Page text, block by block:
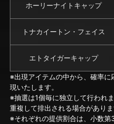
ホーリーナイトキャップ
トナカイートン・フェイス
エトタイガーキャップ
※出現アイテムの中から、確率に
現いたします。
※抽選は1個毎に独立して行われ
重複して排出される場合がありま
※それぞれの提供割合は、小数